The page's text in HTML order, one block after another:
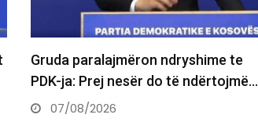
Gruda paralajmëron ndryshime te
PDK-ja: Prej nesër do të ndërtojmë…
07/08/2026